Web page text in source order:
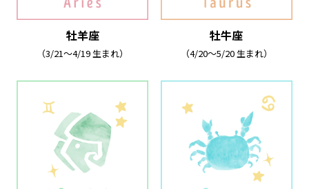
牡羊座
（3/21～4/19 生まれ）
牡牛座
（4/20～5/20 生まれ）